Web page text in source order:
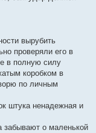
вырубить
проверяли его в
в полную силу
коробком в
по личным
штука ненадежная и
забывают о маленькой